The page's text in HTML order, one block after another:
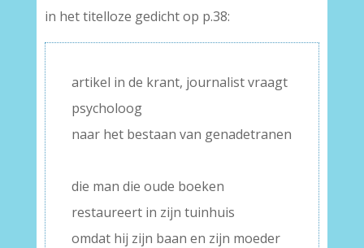
in het titelloze gedicht op p.38:
artikel in de krant, journalist vraagt
psycholoog
naar het bestaan van genadetranen
die man die oude boeken
restaureert in zijn tuinhuis
omdat hij zijn baan en zijn moeder